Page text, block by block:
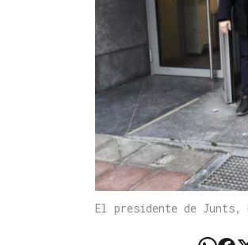
El presidente de Junts,